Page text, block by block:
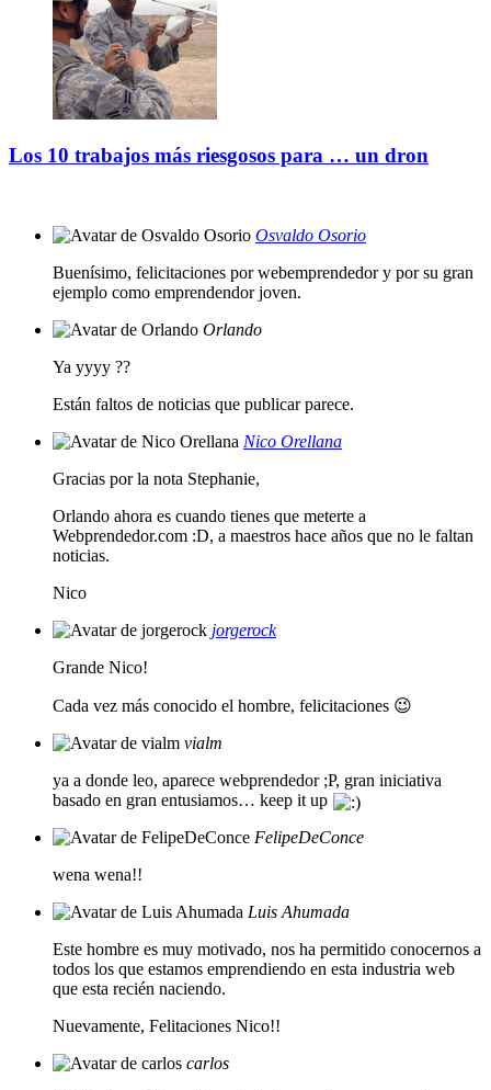
Los 10 trabajos más riesgosos para … un dron
Osvaldo Osorio
Buenísimo, felicitaciones por webemprendedor y por su gran
ejemplo como emprendendor joven.
Orlando
Ya yyyy ??
Están faltos de noticias que publicar parece.
Nico Orellana
Gracias por la nota Stephanie,
Orlando ahora es cuando tienes que meterte a
Webprendedor.com :D, a maestros hace años que no le faltan
noticias.
Nico
jorgerock
Grande Nico!
Cada vez más conocido el hombre, felicitaciones 😉
vialm
ya a donde leo, aparece webprendedor ;P, gran iniciativa
basado en gran entusiamos… keep it up
FelipeDeConce
wena wena!!
Luis Ahumada
Este hombre es muy motivado, nos ha permitido conocernos a
todos los que estamos emprendiendo en esta industria web
que esta recién naciendo.
Nuevamente, Felitaciones Nico!!
carlos